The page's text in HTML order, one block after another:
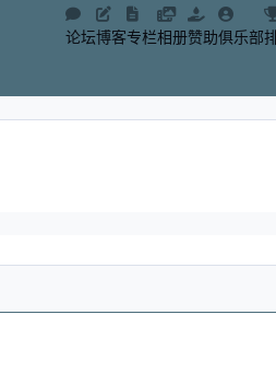
论坛博客专栏相册赞助俱乐部